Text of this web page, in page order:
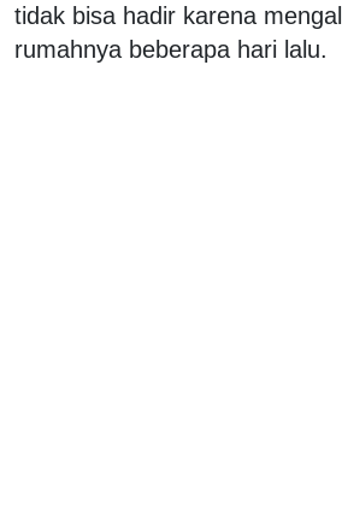
tidak bisa hadir karena
rumahnya beberapa hari lalu.